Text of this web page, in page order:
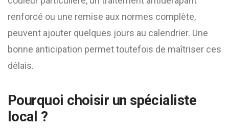
renforcé ou une remise aux normes complète,
peuvent ajouter quelques jours au calendrier. Une
bonne anticipation permet toutefois de maîtriser ces
délais.
Pourquoi choisir un spécialiste
local ?